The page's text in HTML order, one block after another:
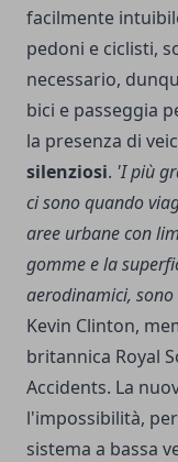
facilmente
pedoni e ciclisti,
necessario,
bici e passeggia
la presenza di
silenziosi. 'I più
ci sono quando
aree urbane con
gomme e la
aerodinamici,
Kevin Clinton,
britannica Royal
Accidents. La
l'impossibilità,
sistema a bassa